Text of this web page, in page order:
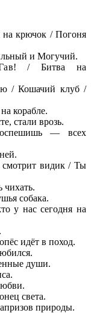
на крючок / Погоня
и Могучий.
Гав! / Битва на
/ Кошачий клуб /
корабле.
стали врозь.
— всех
смотрит видик / Ты
чихать.
собака.
у нас сегодня на
идёт в поход.
души.
света.
природы.